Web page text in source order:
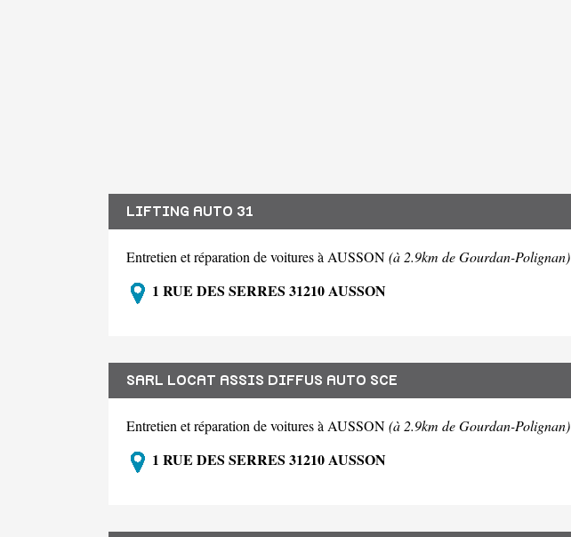
LIFTING AUTO 31
Entretien et réparation de voitures à AUSSON(à 2.9km de Gourdan-Polignan)
1 RUE DES SERRES 31210 AUSSON
SARL LOCAT ASSIS DIFFUS AUTO SCE
Entretien et réparation de voitures à AUSSON(à 2.9km de Gourdan-Polignan)
1 RUE DES SERRES 31210 AUSSON